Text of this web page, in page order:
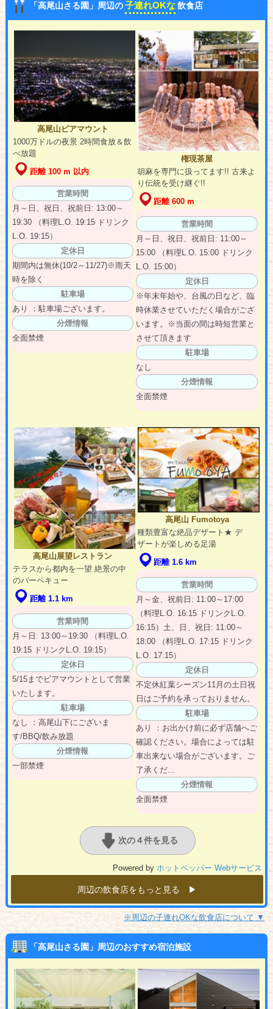
「高尾山さる園」周辺の子連れOKな 飲食店
高尾山ビアマウント
1000万ドルの夜景 2時間食放＆飲
べ放題
距離 100 m 以内
営業時間
月～日、祝日、祝前日: 13:00～
19:30 （料理L.O. 19:15 ドリンク
L.O. 19:15）
定休日
期間内は無休(10/2～11/27)※雨天
時を除く
駐車場
あり ：駐車場ございます。
分煙情報
全面禁煙
権現茶屋
胡麻を専門に扱ってます!! 古来よ
り伝統を受け継ぐ!!
距離 600 m
営業時間
月～日、祝日、祝前日: 11:00～
15:00 （料理L.O. 15:00 ドリンク
L.O. 15:00）
定休日
※年末年始や、台風の日など、臨
時休業させていただく場合がござ
います。※当面の間は時短営業と
させて頂きます
駐車場
なし
分煙情報
全面禁煙
高尾山展望レストラン
テラスから都内を一望 絶景の中
のバーベキュー
距離 1.1 km
営業時間
月～日: 13:00～19:30 （料理L.O.
19:15 ドリンクL.O. 19:15）
定休日
5/15までビアマウントとして営業
いたします。
駐車場
なし ：高尾山下にございま
す/BBQ/飲み放題
分煙情報
一部禁煙
高尾山 Fumotoya
種類豊富な絶品デザート★ デ
ザートが楽しめる足湯
距離 1.6 km
営業時間
月～金、祝前日: 11:00～17:00
（料理L.O. 16:15 ドリンクL.O.
16:15）土、日、祝日: 11:00～
18:00 （料理L.O. 17:15 ドリンク
L.O. 17:15）
定休日
不定休紅葉シーズン11月の土日祝
日はご予約を承っておりません。
駐車場
あり ：お出かけ前に必ず店舗へご
確認ください。場合によっては駐
車出来ない場合がございます。ご
了承くだ...
分煙情報
全面禁煙
次の４件を見る
Powered byホットペッパー Webサービス
周辺の飲食店をもっと見る ▶︎
※周辺の子連れOKな飲食店について ▼
「高尾山さる園」周辺のおすすめ宿泊施設